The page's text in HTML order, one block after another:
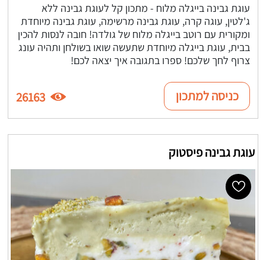
עוגת גבינה בייגלה מלוח - מתכון קל לעוגת גבינה ללא
ג'לטין, עוגה קרה, עוגת גבינה מרשימה, עוגת גבינה מיוחדת
ומקורית עם רוטב בייגלה מלוח של גולדה! חובה לנסות להכין
בבית, עוגת בייגלה מיוחדת שתעשה שואו בשולחן ותהיה עונג
צרוף לחך שלכם! ספרו בתגובה איך יצאה לכם!
כניסה למתכון 26163
עוגת גבינה פיסטוק